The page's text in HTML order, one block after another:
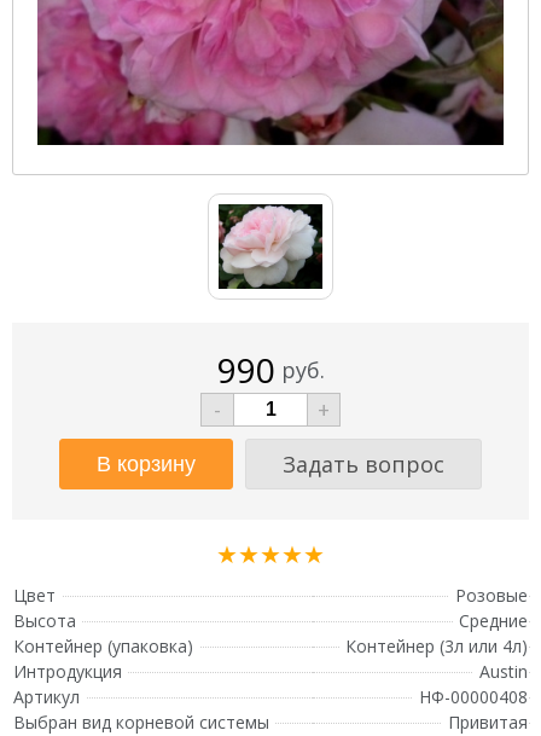
990 руб.
-
+
Задать вопрос
★★★★★
Цвет
Розовые
Высота
Средние
Контейнер (упаковка)
Контейнер (3л или 4л)
Интродукция
Austin
Артикул
НФ-00000408
Выбран вид корневой системы
Привитая